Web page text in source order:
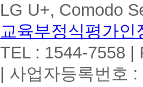
LG U+, Comodo
교육부정식평가
TEL : 1544-7558 |
| 사업자등록번호